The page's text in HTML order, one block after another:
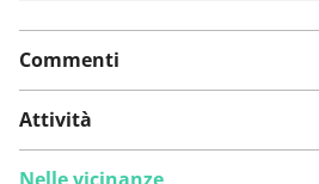
Commenti
Attività